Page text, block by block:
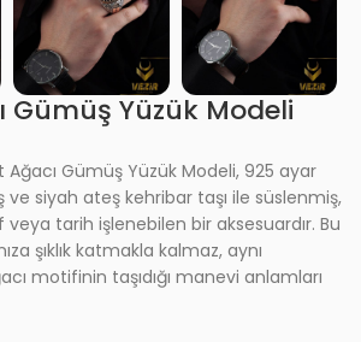
Gümüş Yüzük Modeli
Ağacı Gümüş Yüzük Modeli, 925 ayar
siyah ateş kehribar taşı ile süslenmiş,
tarih işlenebilen bir aksesuardır. Bu
şıklık katmakla kalmaz, aynı
motifinin taşıdığı manevi anlamları